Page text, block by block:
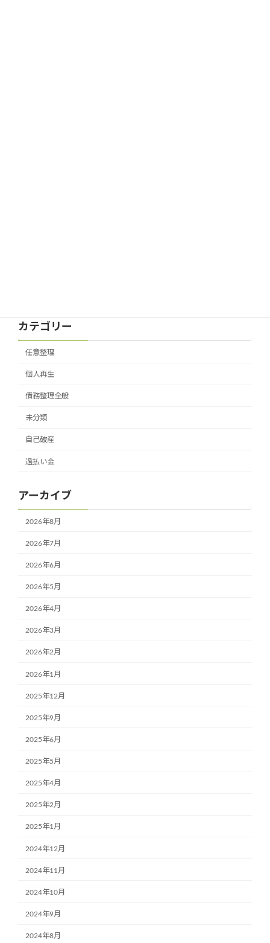
カテゴリー
任意整理
個人再生
債務整理全般
未分類
自己破産
過払い金
アーカイブ
2026年8月
2026年7月
2026年6月
2026年5月
2026年4月
2026年3月
2026年2月
2026年1月
2025年12月
2025年9月
2025年6月
2025年5月
2025年4月
2025年2月
2025年1月
2024年12月
2024年11月
2024年10月
2024年9月
2024年8月